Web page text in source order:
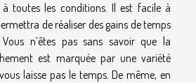
à toutes les conditions. Il est facile à
de réaliser des gains de temps
Vous n’êtes pas sans savoir que la
est marquée par une variété
laisse pas le temps. De même, en